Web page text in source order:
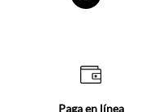
Paga en línea